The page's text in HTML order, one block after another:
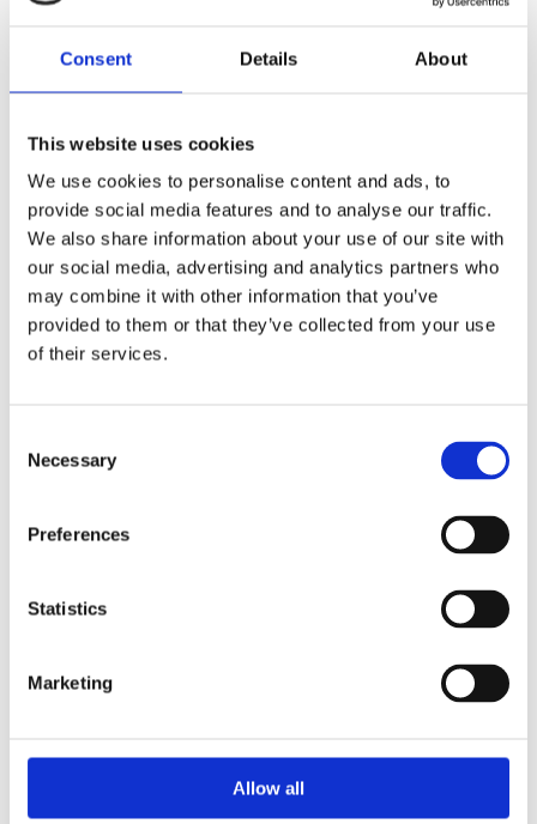
Consent Details About
This website uses cookies
We use cookies to personalise content and ads, to
provide social media features and to analyse our traffic.
We also share information about your use of our site with
our social media, advertising and analytics partners who
may combine it with other information that you’ve
provided to them or that they’ve collected from your use
of their services.
Selection
Necessary
Preferences
Statistics
Marketing
Allow all
✓ Helpt verkleuringen door voedsel en dranken te
Voeg toe aan winkelwagen
🛒
Besteld
vr 07 aug.
📦
Verzonden
ma 10 aug.
🚚
Geleverd
di 11 aug.
Snelle levering uit eigen voorraad
Achteraf betalen met Klarna